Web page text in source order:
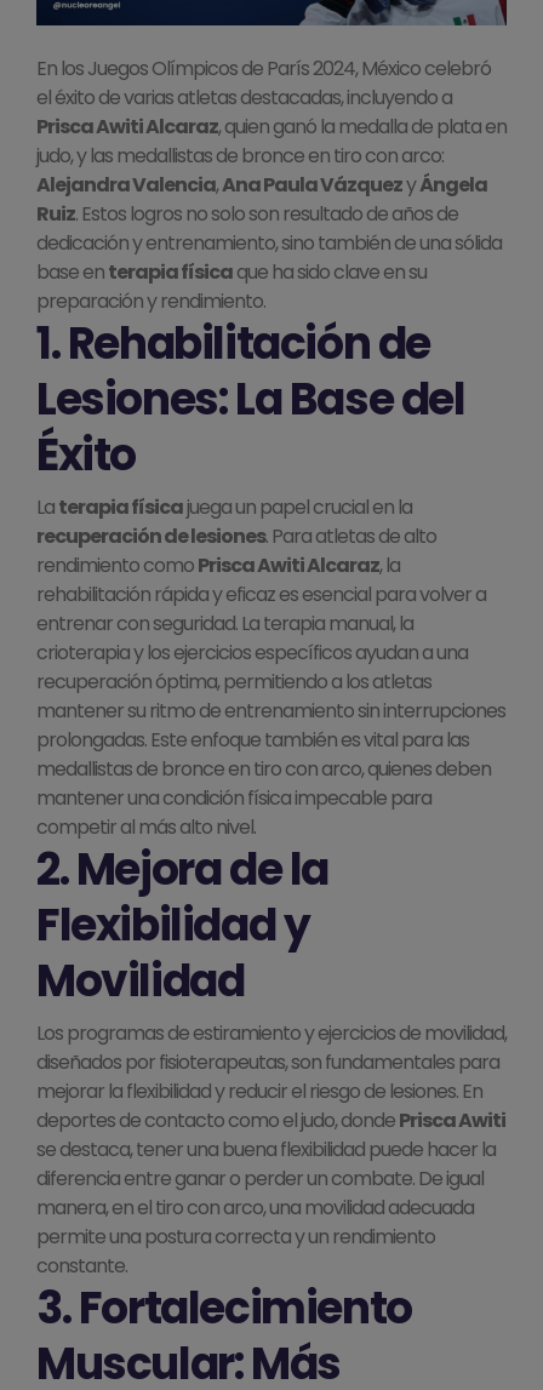
En los Juegos Olímpicos de París 2024, México celebró
el éxito de varias atletas destacadas, incluyendo a
Prisca Awiti Alcaraz, quien ganó la medalla de plata en
judo, y las medallistas de bronce en tiro con arco:
Alejandra Valencia,Ana Paula VázquezyÁngela
Ruiz. Estos logros no solo son resultado de años de
dedicación y entrenamiento, sino también de una sólida
base enterapia físicaque ha sido clave en su
preparación y rendimiento.
1. Rehabilitación de
Lesiones: La Base del
Éxito
Laterapia físicajuega un papel crucial en la
recuperación de lesiones. Para atletas de alto
rendimiento comoPrisca Awiti Alcaraz, la
rehabilitación rápida y eficaz es esencial para volver a
entrenar con seguridad. La terapia manual, la
crioterapia y los ejercicios específicos ayudan a una
recuperación óptima, permitiendo a los atletas
mantener su ritmo de entrenamiento sin interrupciones
prolongadas. Este enfoque también es vital para las
medallistas de bronce en tiro con arco, quienes deben
mantener una condición física impecable para
competir al más alto nivel.
2. Mejora de la
Flexibilidad y
Movilidad
Los programas de estiramiento y ejercicios de movilidad,
diseñados por fisioterapeutas, son fundamentales para
mejorar la flexibilidad y reducir el riesgo de lesiones. En
deportes de contacto como el judo, dondePrisca Awiti
se destaca, tener una buena flexibilidad puede hacer la
diferencia entre ganar o perder un combate. De igual
manera, en el tiro con arco, una movilidad adecuada
permite una postura correcta y un rendimiento
constante.
3. Fortalecimiento
Muscular: Más